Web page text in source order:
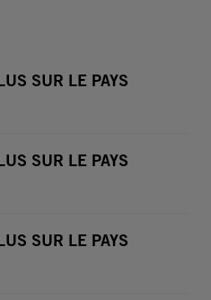
SUR LE PAYS
SUR LE PAYS
SUR LE PAYS